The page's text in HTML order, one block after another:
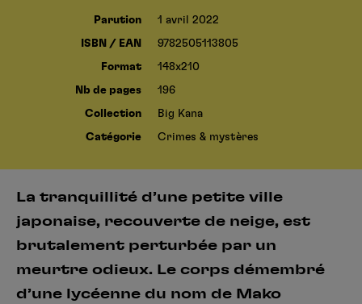
Parution 1 avril 2022
ISBN / EAN 9782505113805
Format 148x210
Nb de pages 196
Collection Big Kana
Catégorie Crimes & mystères
La tranquillité d’une petite ville
japonaise, recouverte de neige, est
brutalement perturbée par un
meurtre odieux. Le corps démembré
d’une lycéenne du nom de Mako